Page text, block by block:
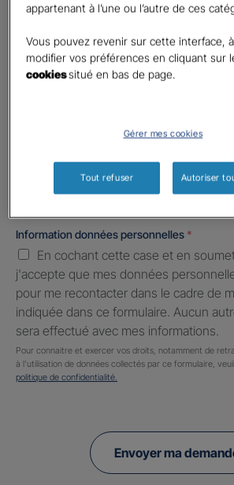
First Last
United
States
Information données personnelles *
En cochant cette case et en
j'accepte que mes données
pour me recontacter dans le cadre de
indiquée dans ce formulaire. Aucun
sera effectué avec mes informations.
Pour connaitre et exercer vos droits, notamment de
à l'utilisation de données collectés par ce formulaire,
politique de confidentialité.
Envoyer ma
appartenant à l’une ou l’autre de ces
Vous pouvez revenir sur cette interface,
modifier vos préférences en cliquant sur
cookiessitué en bas de page.
Gérer mes cookies
Tout refuser Autoriser